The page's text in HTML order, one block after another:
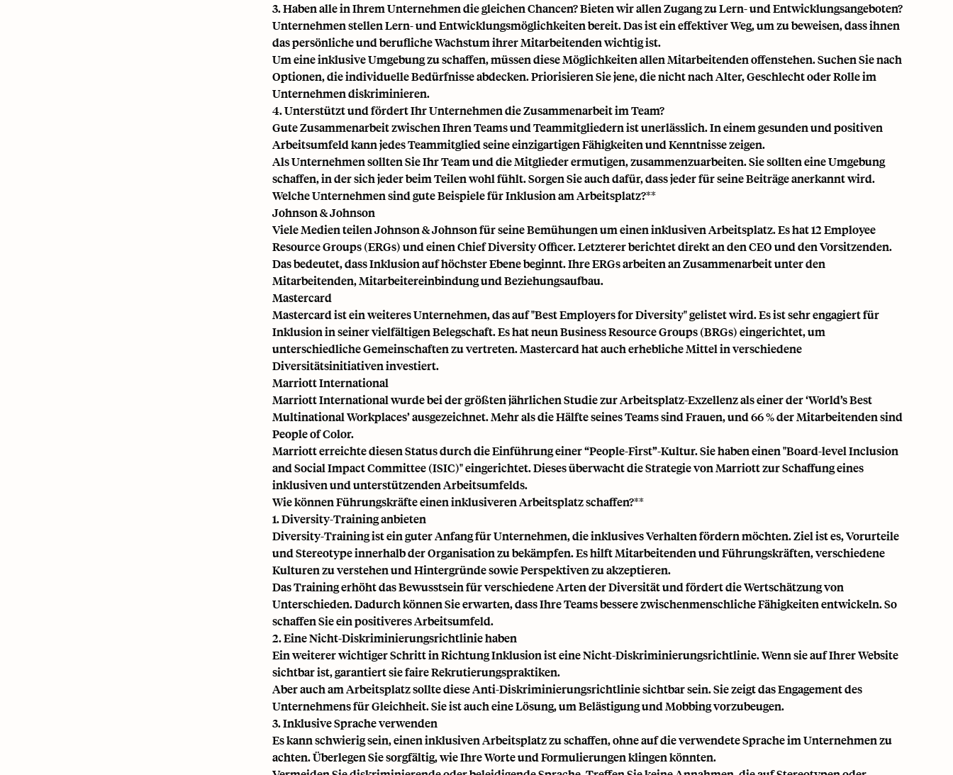
3. Haben alle in Ihrem Unternehmen die gleichen Chancen? Bieten wir allen Zugang zu Lern- und Entwicklungsangeboten?
Unternehmen stellen Lern- und Entwicklungsmöglichkeiten bereit. Das ist ein effektiver Weg, um zu beweisen, dass ihnen
das persönliche und berufliche Wachstum ihrer Mitarbeitenden wichtig ist.
Um eine inklusive Umgebung zu schaffen, müssen diese Möglichkeiten allen Mitarbeitenden offenstehen. Suchen Sie nach
Optionen, die individuelle Bedürfnisse abdecken. Priorisieren Sie jene, die nicht nach Alter, Geschlecht oder Rolle im
Unternehmen diskriminieren.
4. Unterstützt und fördert Ihr Unternehmen die Zusammenarbeit im Team?
Gute Zusammenarbeit zwischen Ihren Teams und Teammitgliedern ist unerlässlich. In einem gesunden und positiven
Arbeitsumfeld kann jedes Teammitglied seine einzigartigen Fähigkeiten und Kenntnisse zeigen.
Als Unternehmen sollten Sie Ihr Team und die Mitglieder ermutigen, zusammenzuarbeiten. Sie sollten eine Umgebung
schaffen, in der sich jeder beim Teilen wohl fühlt. Sorgen Sie auch dafür, dass jeder für seine Beiträge anerkannt wird.
Welche Unternehmen sind gute Beispiele für Inklusion am Arbeitsplatz?**
Johnson & Johnson
Viele Medien teilen Johnson & Johnson für seine Bemühungen um einen inklusiven Arbeitsplatz. Es hat 12 Employee
Resource Groups (ERGs) und einen Chief Diversity Officer. Letzterer berichtet direkt an den CEO und den Vorsitzenden.
Das bedeutet, dass Inklusion auf höchster Ebene beginnt. Ihre ERGs arbeiten an Zusammenarbeit unter den
Mitarbeitenden, Mitarbeitereinbindung und Beziehungsaufbau.
Mastercard
Mastercard ist ein weiteres Unternehmen, das auf "Best Employers for Diversity" gelistet wird. Es ist sehr engagiert für
Inklusion in seiner vielfältigen Belegschaft. Es hat neun Business Resource Groups (BRGs) eingerichtet, um
unterschiedliche Gemeinschaften zu vertreten. Mastercard hat auch erhebliche Mittel in verschiedene
Diversitätsinitiativen investiert.
Marriott International
Marriott International wurde bei der größten jährlichen Studie zur Arbeitsplatz-Exzellenz als einer der ‘World’s Best
Multinational Workplaces’ ausgezeichnet. Mehr als die Hälfte seines Teams sind Frauen, und 66 % der Mitarbeitenden sind
People of Color.
Marriott erreichte diesen Status durch die Einführung einer “People-First”-Kultur. Sie haben einen "Board-level Inclusion
and Social Impact Committee (ISIC)" eingerichtet. Dieses überwacht die Strategie von Marriott zur Schaffung eines
inklusiven und unterstützenden Arbeitsumfelds.
Wie können Führungskräfte einen inklusiveren Arbeitsplatz schaffen?**
1. Diversity-Training anbieten
Diversity-Training ist ein guter Anfang für Unternehmen, die inklusives Verhalten fördern möchten. Ziel ist es, Vorurteile
und Stereotype innerhalb der Organisation zu bekämpfen. Es hilft Mitarbeitenden und Führungskräften, verschiedene
Kulturen zu verstehen und Hintergründe sowie Perspektiven zu akzeptieren.
Das Training erhöht das Bewusstsein für verschiedene Arten der Diversität und fördert die Wertschätzung von
Unterschieden. Dadurch können Sie erwarten, dass Ihre Teams bessere zwischenmenschliche Fähigkeiten entwickeln. So
schaffen Sie ein positiveres Arbeitsumfeld.
2. Eine Nicht-Diskriminierungsrichtlinie haben
Ein weiterer wichtiger Schritt in Richtung Inklusion ist eine Nicht-Diskriminierungsrichtlinie. Wenn sie auf Ihrer Website
sichtbar ist, garantiert sie faire Rekrutierungspraktiken.
Aber auch am Arbeitsplatz sollte diese Anti-Diskriminierungsrichtlinie sichtbar sein. Sie zeigt das Engagement des
Unternehmens für Gleichheit. Sie ist auch eine Lösung, um Belästigung und Mobbing vorzubeugen.
3. Inklusive Sprache verwenden
Es kann schwierig sein, einen inklusiven Arbeitsplatz zu schaffen, ohne auf die verwendete Sprache im Unternehmen zu
achten. Überlegen Sie sorgfältig, wie Ihre Worte und Formulierungen klingen könnten.